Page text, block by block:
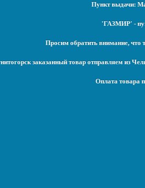
Пункт выдачи:
'ГАЗМИР' -
Просим обратить внимание, что
заказанный товар отправляем из
Оплата товара